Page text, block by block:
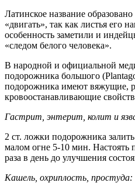
Латинское название
«двигать», так как листья его
особенность заметили и
«следом белого человека».
В народной и официальной
подорожника большого
подорожника имеют вяжущие,
кровоостанавливающие
Гастрит, энтерит, колит и
2 ст. ложки подорожника
малом огне 5-10 мин. Настоять
раза в день до улучшения
Кашель, охриплость, простуда: